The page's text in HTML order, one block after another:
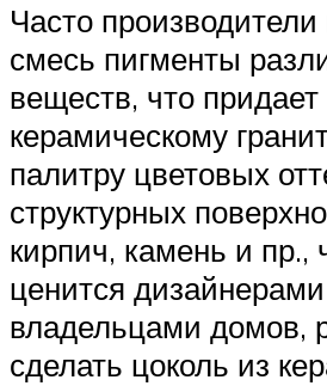
Часто
смесь пигменты
веществ, что придает
керамическому
палитру цветовых
структурных
кирпич, камень и пр.,
ценится
владельцами
сделать цоколь из